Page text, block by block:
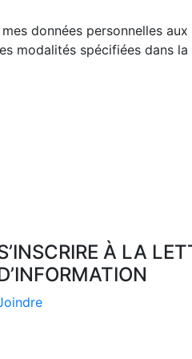
données personnelles
modalités spécifiées dans
À LA